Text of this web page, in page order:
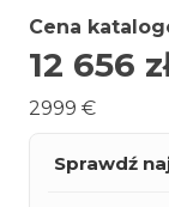
Cena
12 656
2999 €
Sprawdź